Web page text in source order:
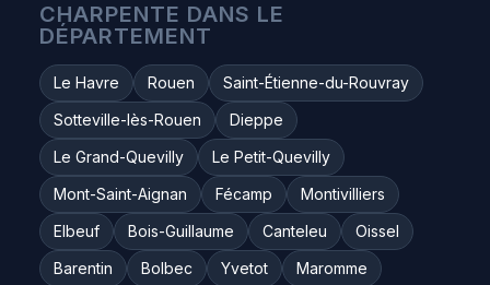
CHARPENTE DANS LE
DÉPARTEMENT
Le Havre Rouen
Saint-Étienne-du-Rouvray
Sotteville-lès-Rouen
Dieppe
Le Grand-Quevilly
Le Petit-Quevilly
Mont-Saint-Aignan
Fécamp
Montivilliers
Elbeuf
Bois-Guillaume Canteleu
Oissel
Barentin
Bolbec Yvetot
Maromme